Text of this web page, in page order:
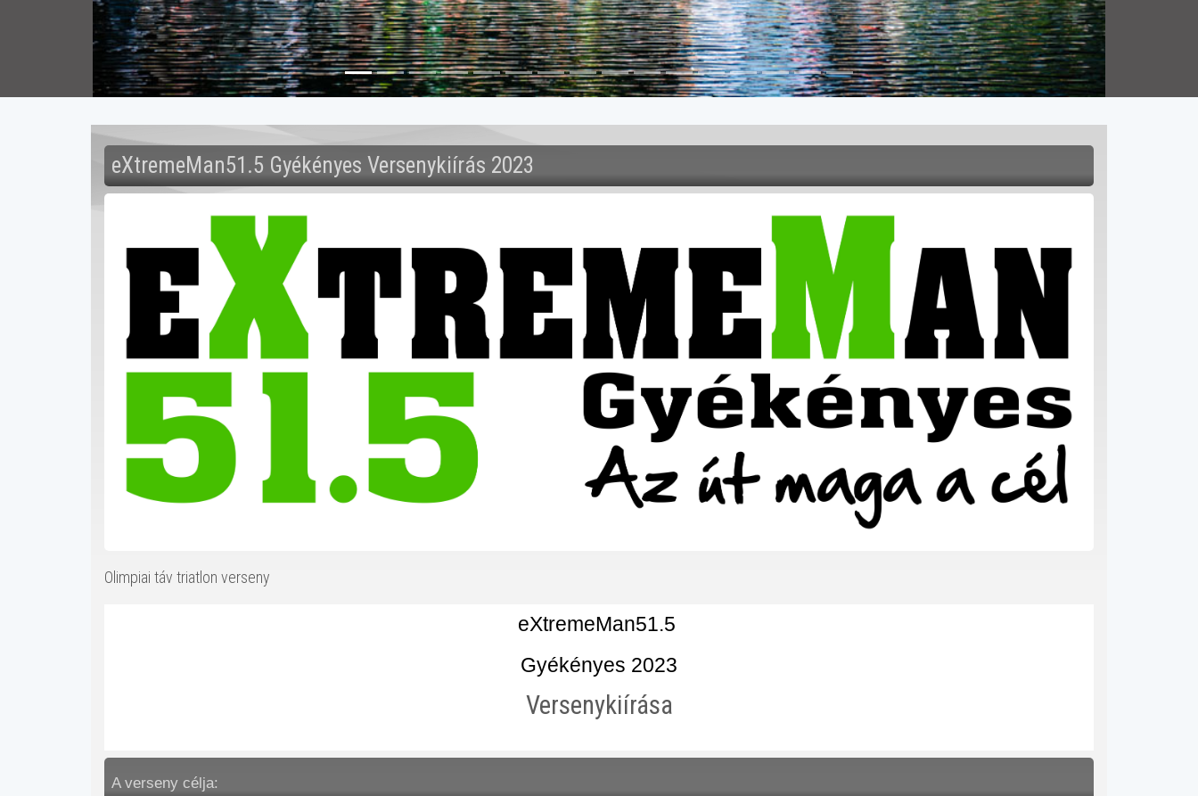
eXtremeMan51.5 Gyékényes Versenykiírás 2023
Olimpiai táv triatlon verseny
eXtremeMan51.5
Gyékényes 2023
Versenykiírása
A verseny célja: